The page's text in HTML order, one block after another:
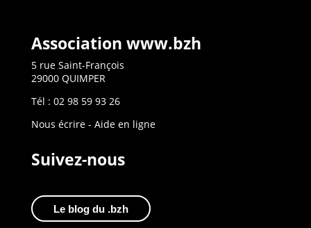
Association www.bzh
5 rue Saint-François
29000 QUIMPER
Tél : 02 98 59 93 26
Nous écrire - Aide en ligne
Suivez-nous
Le blog du .bzh